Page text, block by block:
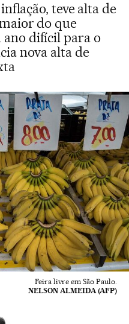
teve alta de
maior do que
ano difícil para o
nova alta de
Feira livre em São Paulo.
NELSON ALMEIDA (AFP)